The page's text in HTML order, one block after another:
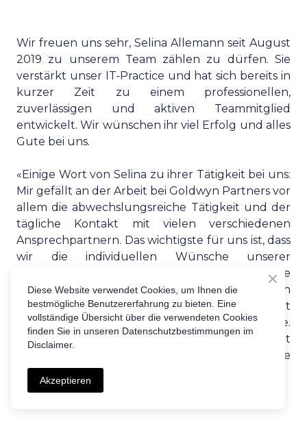
Wir freuen uns sehr, Selina Allemann seit August
2019 zu unserem Team zählen zu dürfen. Sie
verstärkt unser IT-Practice und hat sich bereits in
kurzer Zeit zu einem professionellen,
zuverlässigen und aktiven Teammitglied
entwickelt. Wir wünschen ihr viel Erfolg und alles
Gute bei uns.
«Einige Wort von Selina zu ihrer Tätigkeit bei uns:
Mir gefällt an der Arbeit bei Goldwyn Partners vor
allem die abwechslungsreiche Tätigkeit und der
tägliche Kontakt mit vielen verschiedenen
Ansprechpartnern. Das wichtigste für uns ist, dass
wir die individuellen Wünsche unserer
Kandidaten berücksichtigen und so eine
massgeschneiderte Lösung anbieten können. Ich
schätze es, dass mir bereits nach sehr kurzer Zeit
viel Verantwortung übergeben wurde.
Besonders gefällt mir auch die Zusammenarbeit
im Team und dass ich auf jedes einzelne
Teammitglied zählen kann.»
Diese Website verwendet Cookies, um Ihnen die
bestmögliche Benutzererfahrung zu bieten. Eine
vollständige Übersicht über die verwendeten Cookies
finden Sie in unseren Datenschutzbestimmungen im
Disclaimer.
Akzeptieren